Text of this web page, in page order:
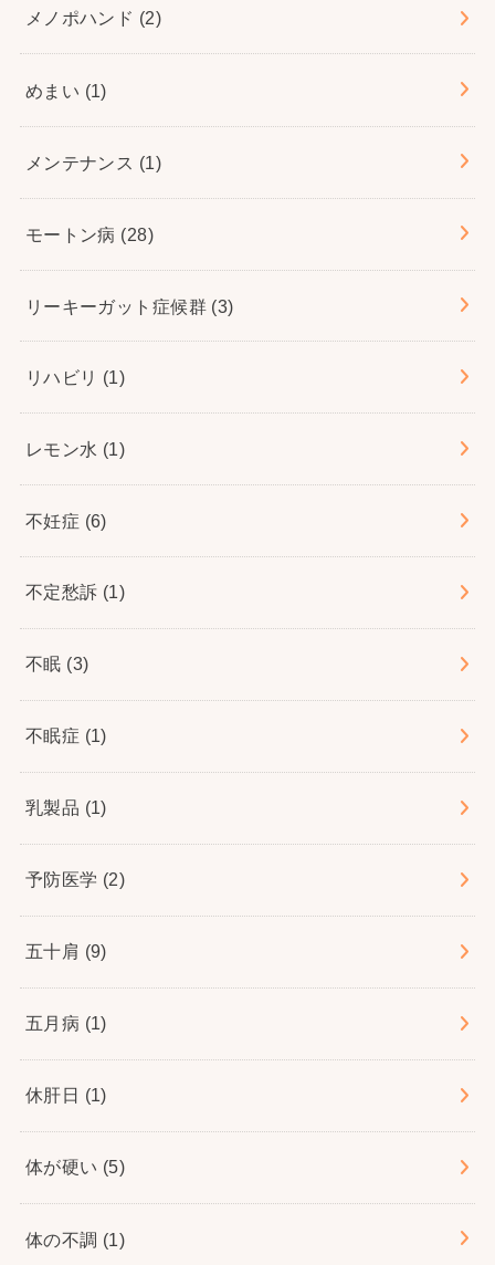
メノポハンド (2)
めまい (1)
メンテナンス (1)
モートン病 (28)
リーキーガット症候群 (3)
リハビリ (1)
レモン水 (1)
不妊症 (6)
不定愁訴 (1)
不眠 (3)
不眠症 (1)
乳製品 (1)
予防医学 (2)
五十肩 (9)
五月病 (1)
休肝日 (1)
体が硬い (5)
体の不調 (1)